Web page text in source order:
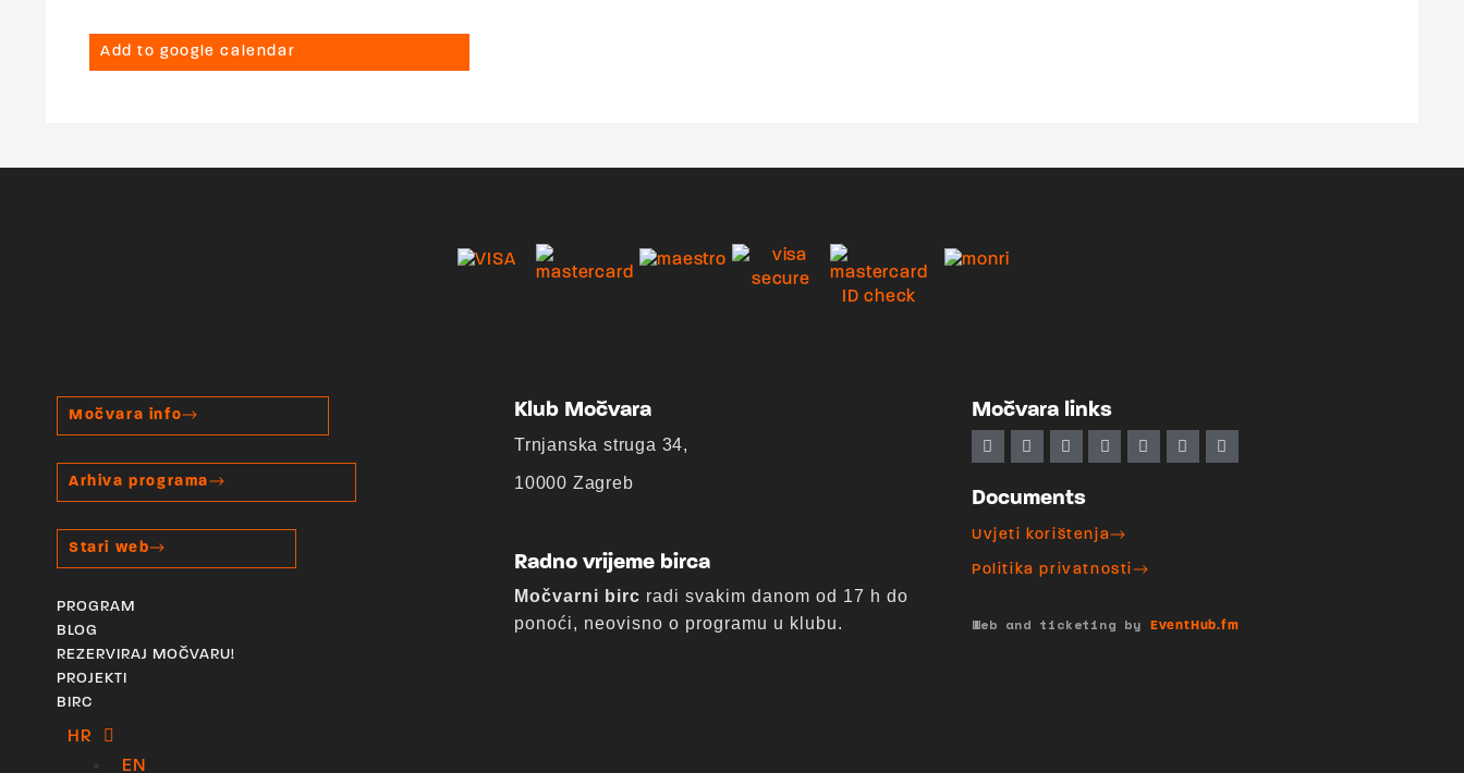
Add to google calendar
Močvara info
Arhiva programa
Stari web
PROGRAM
BLOG
REZERVIRAJ MOČVARU!
PROJEKTI
BIRC
HR
EN
Klub Močvara
Trnjanska struga 34,
10000 Zagreb
Radno vrijeme birca
Močvarni birc radi svakim danom od 17 h do
ponoći, neovisno o programu u klubu.
Močvara links
Documents
Uvjeti korištenja
Politika privatnosti
Web and ticketing by EventHub.fm